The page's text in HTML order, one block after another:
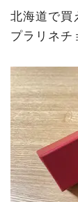
北海道で買
プラリネチ